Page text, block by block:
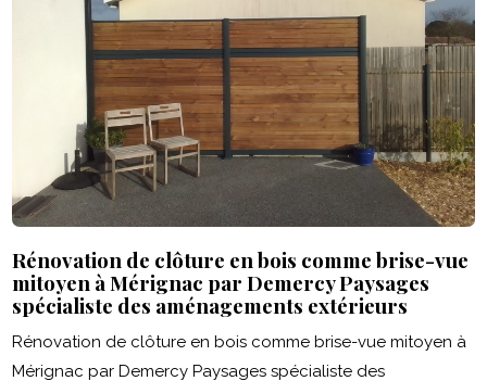
Rénovation de clôture en bois comme brise-vue
mitoyen à Mérignac par Demercy Paysages
spécialiste des aménagements extérieurs
Rénovation de clôture en bois comme brise-vue mitoyen à
Mérignac par Demercy Paysages spécialiste des